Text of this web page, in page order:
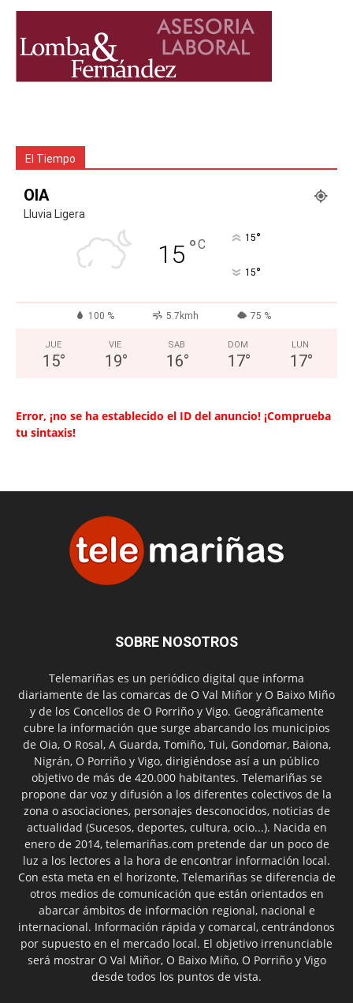
El Tiempo
OIA
Lluvia Ligera
15 °C 15°
15°
100 % 5.7kmh 75 %
JUE
15°
VIE
19°
SAB
16°
DOM
17°
LUN
17°
Error, ¡no se ha establecido el ID del anuncio! ¡Comprueba
tu sintaxis!
SOBRE NOSOTROS
Telemariñas es un periódico digital que informa
diariamente de las comarcas de O Val Miñor y O Baixo Miño
y de los Concellos de O Porriño y Vigo. Geográficamente
cubre la información que surge abarcando los municipios
de Oia, O Rosal, A Guarda, Tomiño, Tui, Gondomar, Baiona,
Nigrán, O Porriño y Vigo, dirigiéndose así a un público
objetivo de más de 420.000 habitantes. Telemariñas se
propone dar voz y difusión a los diferentes colectivos de la
zona o asociaciones, personajes desconocidos, noticias de
actualidad (Sucesos, deportes, cultura, ocio...). Nacida en
enero de 2014, telemariñas.com pretende dar un poco de
luz a los lectores a la hora de encontrar información local.
Con esta meta en el horizonte, Telemariñas se diferencia de
otros medios de comunicación que están orientados en
abarcar ámbitos de información regional, nacional e
internacional. Información rápida y comarcal, centrándonos
por supuesto en el mercado local. El objetivo irrenunciable
será mostrar O Val Miñor, O Baixo Miño, O Porriño y Vigo
desde todos los puntos de vista.